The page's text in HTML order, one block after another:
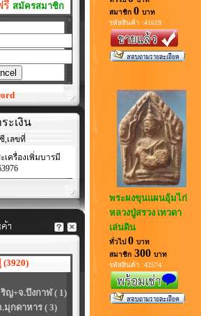
รี สมัครสมาชิก
ะเงิน
,เลขที่
เครื่องเพิ่มบารมี
ญ+จ.บึงกาฬ ( 1)
มุกดาหาร ( 3)
สมาชิก 0 บาท
รหัสสินค้า :41619
พระผงขุนแผนอุ้มไก่
หลวงปู่สรวง เทวดา
เล่นดิน
ทั่วไป 0 บาท
สมาชิก300 บาท
รหัสสินค้า :42574